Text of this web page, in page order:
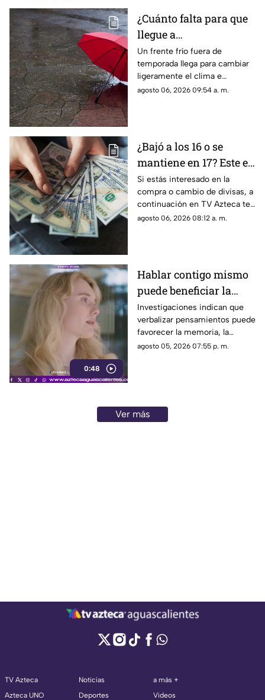
¿Cuánto falta para que
llegue a
Aguascalientes? Frente
frío fuera de temporada
afectará en agosto 2026
Un frente frío fuera de
temporada llega para cambiar
ligeramente el clima e
incrementar las lluvias en
agosto 06, 2026 09:54 a. m.
¿Bajó a los 16 o se
mantiene en 17? Este es
el precio del dólar en
Aguascalientes hoy 6
de agosto de 2026
Si estás interesado en la
compra o cambio de divisas, a
continuación en TV Azteca te
informamos cuál es el precio
agosto 06, 2026 08:12 a. m.
0:48
Hablar contigo mismo
puede beneficiar la
concentración y la
memoria
Investigaciones indican que
verbalizar pensamientos puede
favorecer la memoria, la
planificación y el manejo de
agosto 05, 2026 07:55 p. m.
Ver más
TV Azteca
Azteca UNO
Noticias
Deportes
a más +
Videos